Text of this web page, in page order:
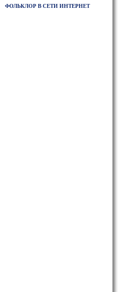
ФОЛЬКЛОР В СЕТИ ИНТЕРНЕТ